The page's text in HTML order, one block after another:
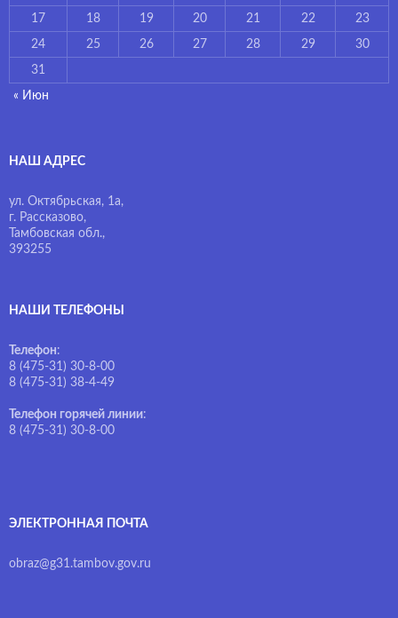
17 18 19 20 21 22 23
24 25 26 27 28 29 30
31
« Июн
НАШ АДРЕС
ул. Октябрьская, 1а,
г. Рассказово,
Тамбовская обл.,
393255
НАШИ ТЕЛЕФОНЫ
Телефон:
8 (475-31) 30-8-00
8 (475-31) 38-4-49
Телефон горячей линии:
8 (475-31) 30-8-00
ЭЛЕКТРОННАЯ ПОЧТА
obraz@g31.tambov.gov.ru